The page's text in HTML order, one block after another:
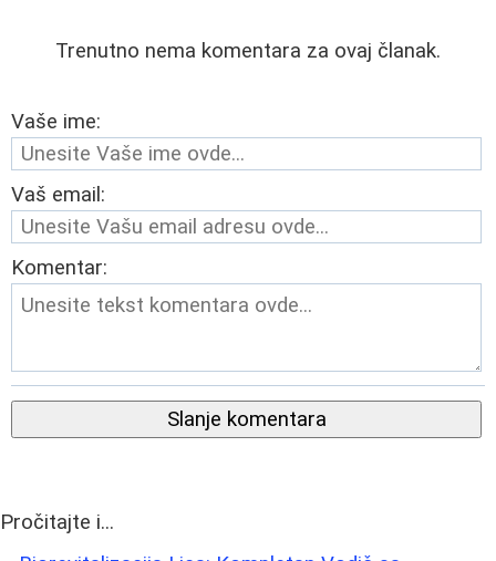
Trenutno nema komentara za ovaj članak.
Vaše ime:
Vaš email:
Komentar:
Slanje komentara
Pročitajte i...